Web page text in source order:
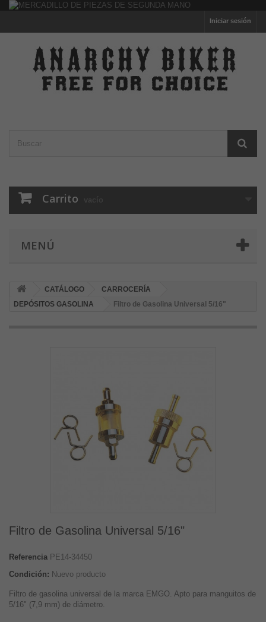
Iniciar sesión
Carrito vacío
MENÚ
CATÁLOGO
CARROCERÍA
DEPÓSITOS GASOLINA
Filtro de Gasolina Universal 5/16"
Filtro de Gasolina Universal 5/16"
Referencia PE14-34450
Condición: Nuevo producto
Filtro de gasolina universal de la marca EMGO. Apto para manguitos de
5/16" (7,9 mm) de diámetro.